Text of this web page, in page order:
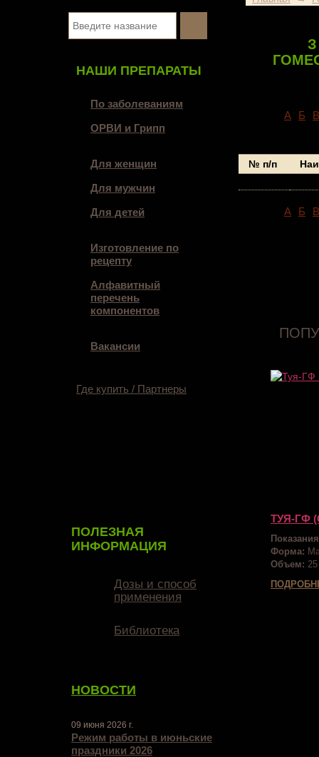
A Б В
№ п/п
A Б В
ТУЯ-ГФ
Форма:
Объем:
НАШИ ПРЕПАРАТЫ
По заболеваниям
ОРВИ и Грипп
Для женщин
Для мужчин
Для детей
Изготовление по
рецепту
Алфавитный
перечень
компонентов
Вакансии
Где купить / Партнеры
ПОЛЕЗНАЯ
ИНФОРМАЦИЯ
Дозы и способ
применения
Библиотека
НОВОСТИ
09 июня 2026 г.
Режим работы в июньские
праздники 2026